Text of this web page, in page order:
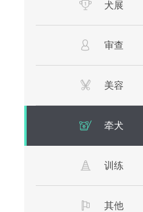
犬展
审查
美容
牵犬
训练
其他